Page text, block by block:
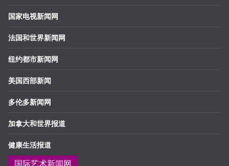
国家电视新闻网
法国和世界新闻网
纽约都市新闻网
美国西部新闻
多伦多新闻网
加拿大和世界报道
健康生活报道
国际艺术新闻网